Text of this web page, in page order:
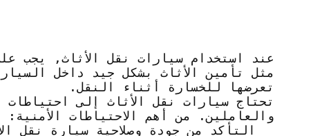
عند استخدام سيارات نقل الأثاث, يجب
مثل تأمين الأثاث بشكل جيد داخل
تعرضها للخسارة أثناء النقل.
تحتاج سيارات نقل الأثاث إلى
والعاملين. من أهم الاحتياطات الأمنية: